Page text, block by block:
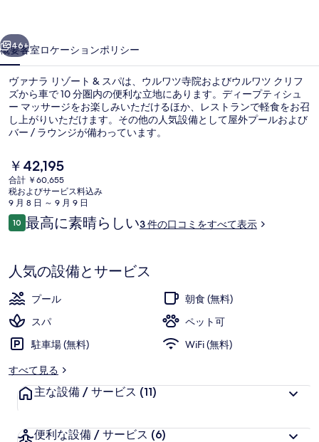
ト
&
ス
パ
の
写
真
ギ
ャ
リ
ー
次へ
46+
概要客室ロケーションポリシー
ヴァナラ リゾート & スパは、ウルワツ寺院およびウルワツ クリフ
ズから車で 10 分圏内の便利な立地にあります。ディープティシュ
ー マッサージをお楽しみいただけるほか、レストランで軽食をお召
し上がりいただけます。その他の人気設備として屋外プールおよび
バー / ラウンジが備わっています。
現
在
の
料
金
は
す
￥42,195
合計 ￥60,655
税およびサービス料込み
9 月 8 日 ～ 9 月 9 日
口
コ
1010段階中10
最高に素晴らしい3 件の口コミをすべて表示
人気の設備とサービス
プール
朝食 (無料)
スパ
ペット可
駐車場 (無料)
WiFi (無料)
すべて見る
主な設備 / サービス (11)
便利な設備 / サービス (6)